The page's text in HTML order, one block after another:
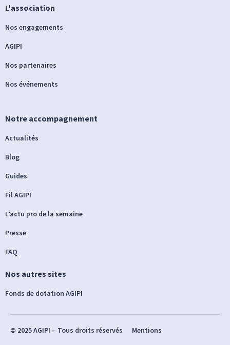
L'association
Nos engagements
AGIPI
Nos partenaires
Nos événements
Notre accompagnement
Actualités
Blog
Guides
Fil AGIPI
L’actu pro de la semaine
Presse
FAQ
Nos autres sites
Fonds de dotation AGIPI
© 2025 AGIPI – Tous droits réservés Mentions